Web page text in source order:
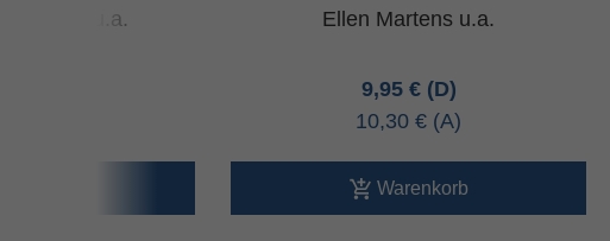
Abeln u.a. Ellen Martens u.a.
9,95 €
10,30 €
Warenkorb